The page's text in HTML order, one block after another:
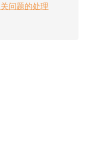
问题的处理